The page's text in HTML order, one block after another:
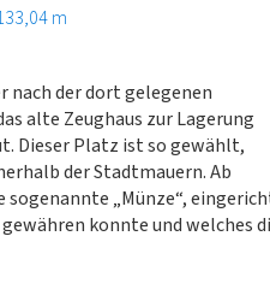
m
nach der dort gelegenen
alte Zeughaus zur Lagerung
Dieser Platz ist so gewählt,
der Stadtmauern. Ab
„Münze“,
konnte und welches